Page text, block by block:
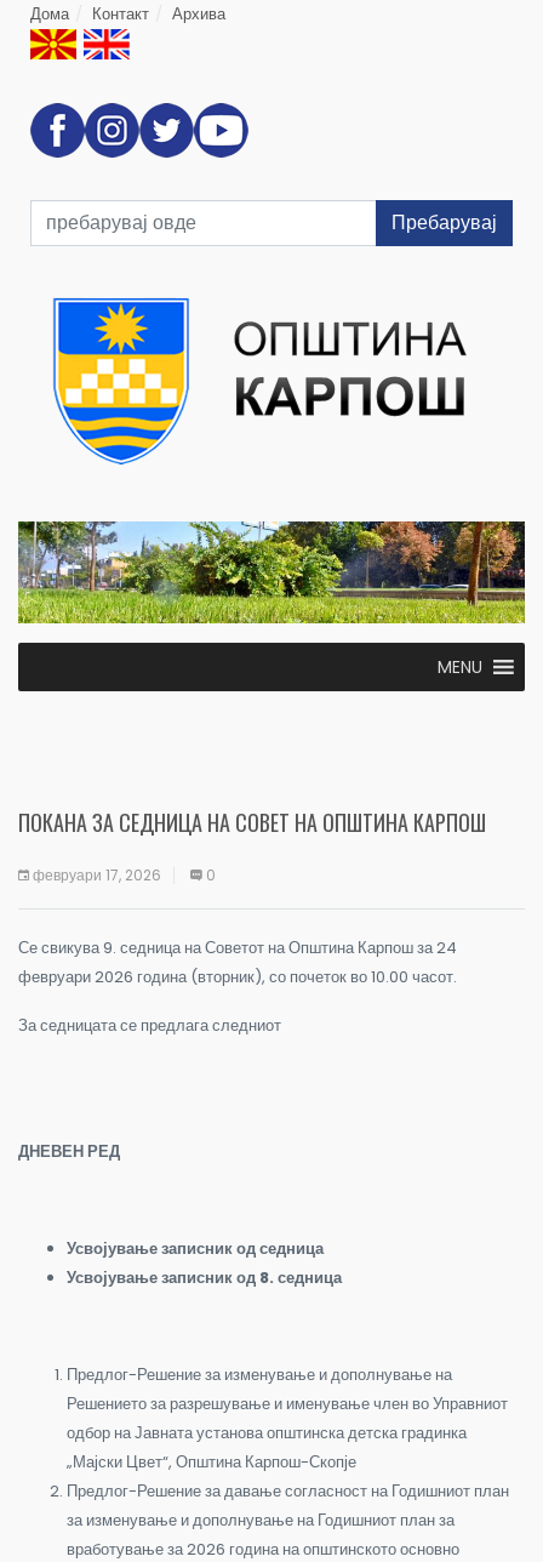
Дома Контакт Архива
Пребарувај
MENU
ПОКАНА ЗА СЕДНИЦА НА СОВЕТ НА ОПШТИНА КАРПОШ
февруари 17, 2026 0
Се свикува 9. седница на Советот на Општина Карпош за 24
февруари 2026 година (вторник), со почеток во 10.00 часот.
За седницата се предлага следниот
ДНЕВЕН РЕД
Усвојување записник одседница
Усвојување записник од 8. седница
Предлог-Решение за изменување и дополнување на
Решението за разрешување и именување член во Управниот
одбор на Јавната установа општинска детска градинка
„Мајски Цвет“, Општина Карпош-Скопје
Предлог-Решение за давање согласност на Годишниот план
за изменување и дополнување на Годишниот план за
вработување за 2026 година на општинското основно